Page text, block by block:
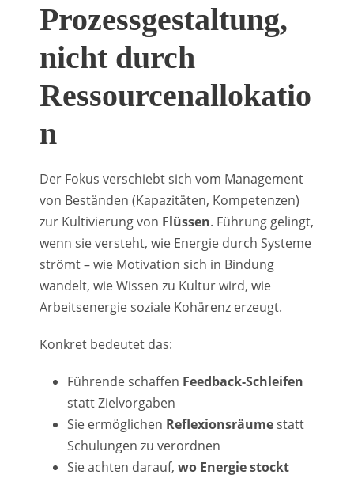
Prozessgestaltung,
nicht durch
Ressourcenallokatio
n
Der Fokus verschiebt sich vom Management
von Beständen (Kapazitäten, Kompetenzen)
zur Kultivierung von Flüssen. Führung gelingt,
wenn sie versteht, wie Energie durch Systeme
strömt – wie Motivation sich in Bindung
wandelt, wie Wissen zu Kultur wird, wie
Arbeitsenergie soziale Kohärenz erzeugt.
Konkret bedeutet das:
Führende schaffen Feedback-Schleifen
statt Zielvorgaben
Sie ermöglichen Reflexionsräumestatt
Schulungen zu verordnen
Sie achten darauf, wo Energie stockt